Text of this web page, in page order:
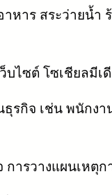
าร สระว่ายน้ำ
บไซต์ โซเชียลมี
รกิจ เช่น พนัก
ารวางแผนเหตุ